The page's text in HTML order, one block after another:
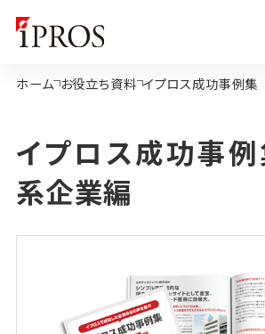
ホーム お役立ち資料 イプロス成功事例
イプロス成功事
系企業編